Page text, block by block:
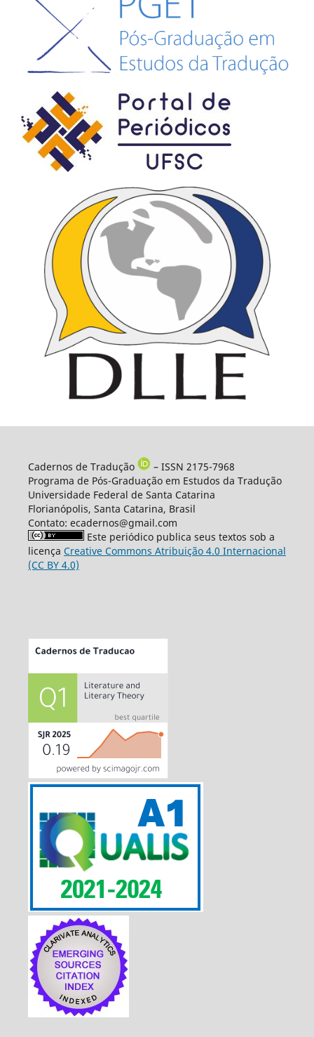
Cadernos de Tradução
– ISSN 2175-7968
Programa de Pós-Graduação em Estudos da Tradução
Universidade Federal de Santa Catarina
Florianópolis, Santa Catarina, Brasil
Contato: ecadernos@gmail.com
Este periódico publica seus textos sob a
licença Creative Commons Atribuição 4.0 Internacional
(CC BY 4.0)